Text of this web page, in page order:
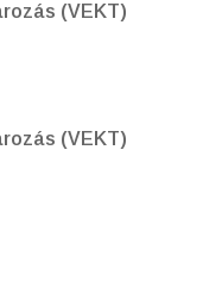
(VEKT)
(VEKT)